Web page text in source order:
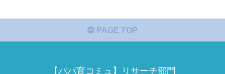
PAGE TOP
【パパ育コミュ】リサーチ部門